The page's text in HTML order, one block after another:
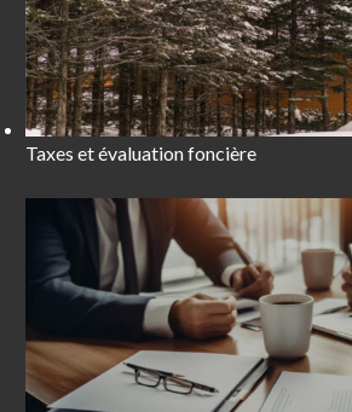
Taxes et évaluation foncière